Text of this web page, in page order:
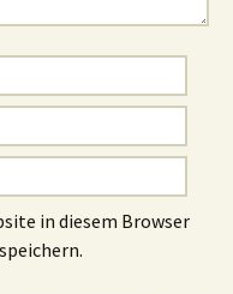
in diesem Browser